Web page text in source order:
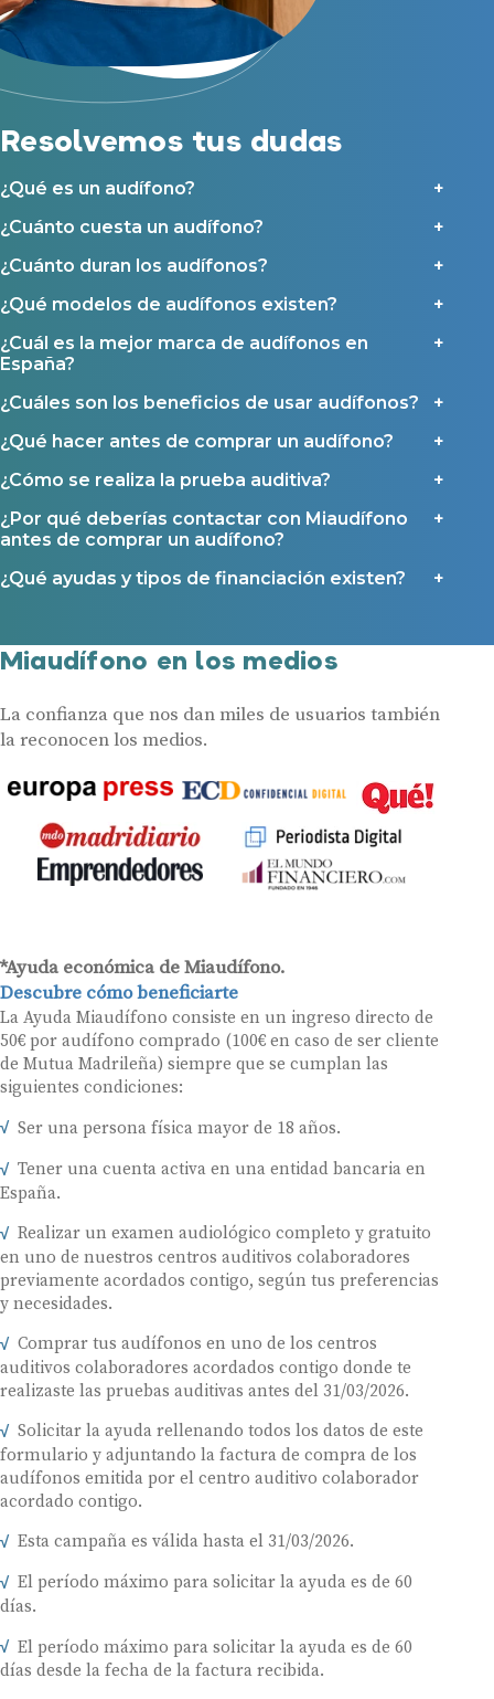
Resolvemos tus dudas
¿Qué es un audífono?
¿Cuánto cuesta un audífono?
¿Cuánto duran los audífonos?
¿Qué modelos de audífonos existen?
¿Cuál es la mejor marca de audífonos en
España?
¿Cuáles son los beneficios de usar audífonos?
¿Qué hacer antes de comprar un audífono?
¿Cómo se realiza la prueba auditiva?
¿Por qué deberías contactar con Miaudífono
antes de comprar un audífono?
¿Qué ayudas y tipos de financiación existen?
Miaudífono en los medios
La confianza que nos dan miles de usuarios también
la reconocen los medios.
*Ayuda económica de Miaudífono.
Descubre cómo beneficiarte
La Ayuda Miaudífono consiste en un ingreso directo de
50€ por audífono comprado (100€ en caso de ser cliente
de Mutua Madrileña) siempre que se cumplan las
siguientes condiciones:
Ser una persona física mayor de 18 años.
Tener una cuenta activa en una entidad bancaria en
España.
Realizar un examen audiológico completo y gratuito
en uno de nuestros centros auditivos colaboradores
previamente acordados contigo, según tus preferencias
y necesidades.
Comprar tus audífonos en uno de los centros
auditivos colaboradores acordados contigo donde te
realizaste las pruebas auditivas antes del 31/03/2026.
Solicitar la ayuda rellenando todos los datos de este
formulario y adjuntando la factura de compra de los
audífonos emitida por el centro auditivo colaborador
acordado contigo.
Esta campaña es válida hasta el 31/03/2026.
El período máximo para solicitar la ayuda es de 60
días.
El período máximo para solicitar la ayuda es de 60
días desde la fecha de la factura recibida.
Reparación de audífonos
Asistencia audiológica a domicilio
Seguro para audífonos
Ayudas y subvenciones
Ayudas para audífonos en Castilla-La Mancha
Ayudas para audífonos en Andalucía
Ayudas y subvenciones en La Rioja
Ayudas para audífonos en Galicia
Acepto recibir comunicaciones comerciales por parte de Miaudífono
y sus colaboradores según se detalla en nuestras
Acepto la cesión de estos datos a empresas colaboradoras de
Miaudífono para poder ofrecer los servicios solicitados, según se
detalla en nuestras
Condiciones de uso
Al hacer click en «Contáctanos» declaras haber leído y aceptado nuestra
Política de Privacidad.